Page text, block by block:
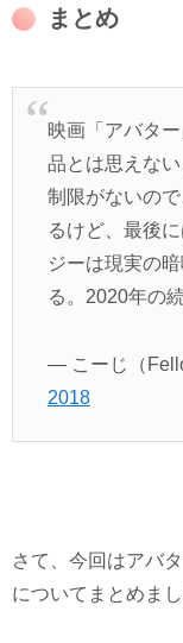
まとめ
映画「アバタ
品とは思えな
制限がないの
るけど、最後
ジーは現実の
る。2020年の
— こーじ（
2018
さて、今回はアバ
についてまとめまし